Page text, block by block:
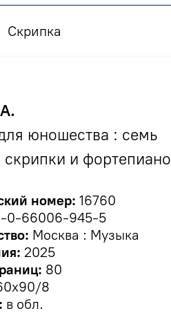
Скрипка
юношества : семь
скрипки и фортепиано
номер: 16760
0-66006-945-5
Москва : Музыка
2025
80
8
в обл.